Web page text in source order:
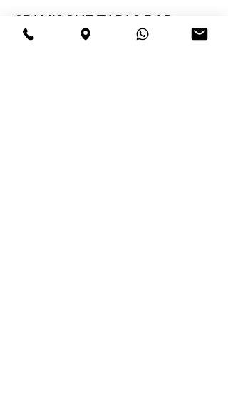
SPANISCHE TAPAS BAR